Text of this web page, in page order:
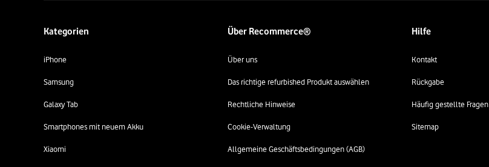
Kategorien
iPhone
Samsung
Galaxy Tab
Smartphones mit neuem Akku
Xiaomi
Über Recommerce®
Über uns
Das richtige refurbished Produkt auswählen
Rechtliche Hinweise
Cookie-Verwaltung
Allgemeine Geschäftsbedingungen (AGB)
Hilfe
Kontakt
Rückgabe
Häufig gestellte Fragen
Sitemap